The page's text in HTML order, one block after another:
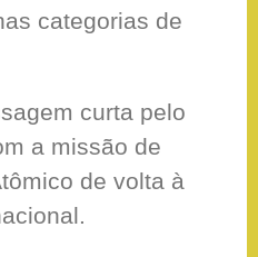
categorias de
curta pelo
a missão de
de volta à